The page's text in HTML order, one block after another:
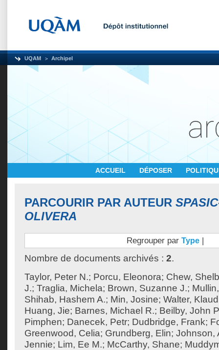
UQAM Archipel
ACCUEIL DÉPOSER
PARCOURIR PAR AUTEUR
OLIVERA
Regrouper par Type |
Nombre de documents archivés : 2.
Taylor, Peter N.; Porcu, Eleonora; Chew,
J.; Traglia, Michela; Brown, Suzanne J.;
Shihab, Hashem A.; Min, Josine; Walter,
Huang, Jie; Barnes, Michael R.; Beilby, John
Pimphen; Danecek, Petr; Dudbridge, Frank;
Greenwood, Celia; Grundberg, Elin; Johnson,
Jennie; Lim, Ee M.; McCarthy, Shane;